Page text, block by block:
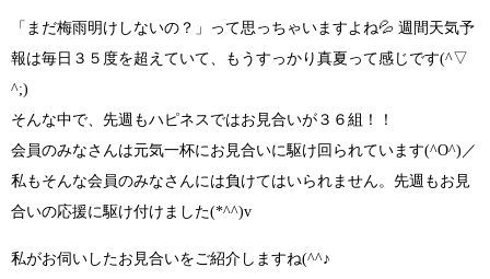
「まだ梅雨明けしないの？」
って思っちゃいますよね💦 週間天気予
報は毎日３５度を超えていて、
もうすっかり真夏って感じです(^▽
^;)
そんな中で、 先週もハピネスではお見合いが３６組！！
会員のみなさんは元気一杯に お見合いに駆け回られています(^O^)／
私もそんな会員のみなさんには負けてはいられません。先週もお見
合いの応援に駆け付けました(*^^)v
私がお伺いしたお見合いをご紹介しますね(^^♪